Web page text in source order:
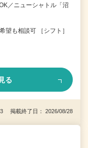
／ニューシャトル「沼
望も相談可 ［シフト］
る
掲載終了日： 2026/08/28